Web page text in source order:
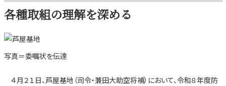
各種取組の理解を深める
写真＝委嘱状を伝達
４月２１日、芦屋基地（司令・兼田大助空将補）において、令和８年度防